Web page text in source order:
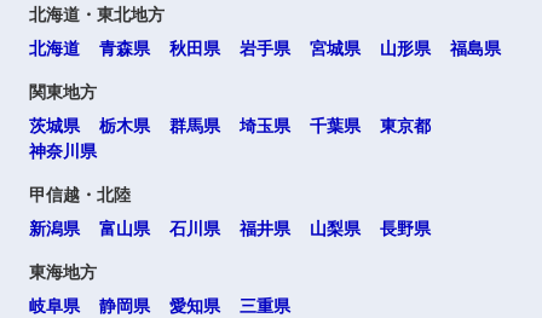
北海道・東北地方
北海道
青森県 秋田県 岩手県 宮城県 山形県 福島県
関東地方
茨城県
栃木県 群馬県 埼玉県 千葉県
東京都
神奈川県
甲信越・北陸
新潟県
富山県 石川県 福井県 山梨県 長野県
東海地方
岐阜県
静岡県 愛知県 三重県